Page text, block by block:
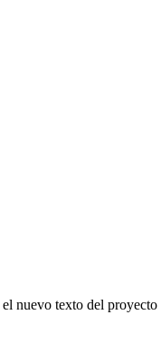
nuevo texto del